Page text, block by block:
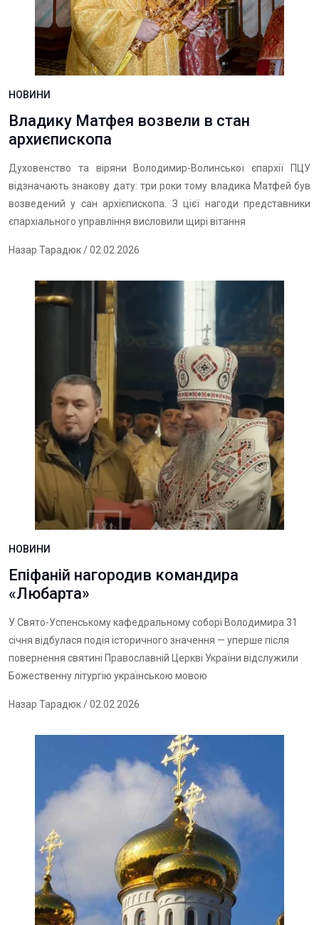
НОВИНИ
Владику Матфея возвели в стан
архиєпископа
Духовенство та віряни Володимир-Волинської єпархії ПЦУ
відзначають знакову дату: три роки тому владика Матфей був
возведений у сан архієпископа. З цієї нагоди представники
єпархіального управління висловили щирі вітання
Назар Тарадюк/ 02.02.2026
НОВИНИ
Епіфаній нагородив командира
«Любарта»
У Свято-Успенському кафедральному соборі Володимира 31
січня відбулася подія історичного значення — уперше після
повернення святині Православній Церкві України відслужили
Божественну літургію українською мовою
Назар Тарадюк/ 02.02.2026